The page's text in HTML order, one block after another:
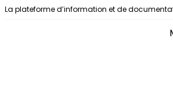
Aller au contenu
La plateforme d’information et de